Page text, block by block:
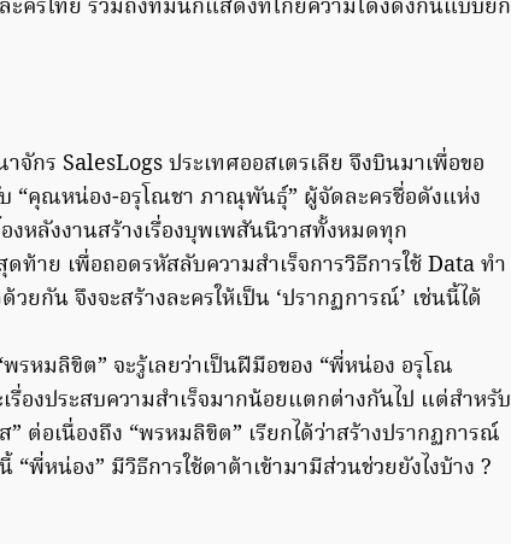
ะครไทย รวมถึงทีมนักแสดงที่โกยความโด่งดังกันแบบยก
กร SalesLogs ประเทศออสเตรเลีย จึงบินมาเพื่อขอ
คุณหน่อง-อรุโณชา ภาณุพันธุ์” ผู้จัดละครชื่อดังแห่ง
หลังงานสร้างเรื่องบุพเพสันนิวาสทั้งหมดทุก
าย เพื่อถอดรหัสลับความสำเร็จการวิธีการใช้ Data ทำ
ยกัน จึงจะสร้างละครให้เป็น ‘ปรากฏการณ์’ เช่นนี้ได้
รหมลิขิต” จะรู้เลยว่าเป็นฝีมือของ “พี่หน่อง อรุโณ
รื่องประสบความสำเร็จมากน้อยแตกต่างกันไป แต่สำหรับ
ต่อเนื่องถึง “พรหมลิขิต” เรียกได้ว่าสร้างปรากฏการณ์
“พี่หน่อง” มีวิธีการใช้ดาต้าเข้ามามีส่วนช่วยยังไงบ้าง ?